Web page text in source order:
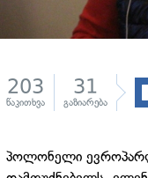
203
წაკითხვა
31
გაზიარება
პოლონელი